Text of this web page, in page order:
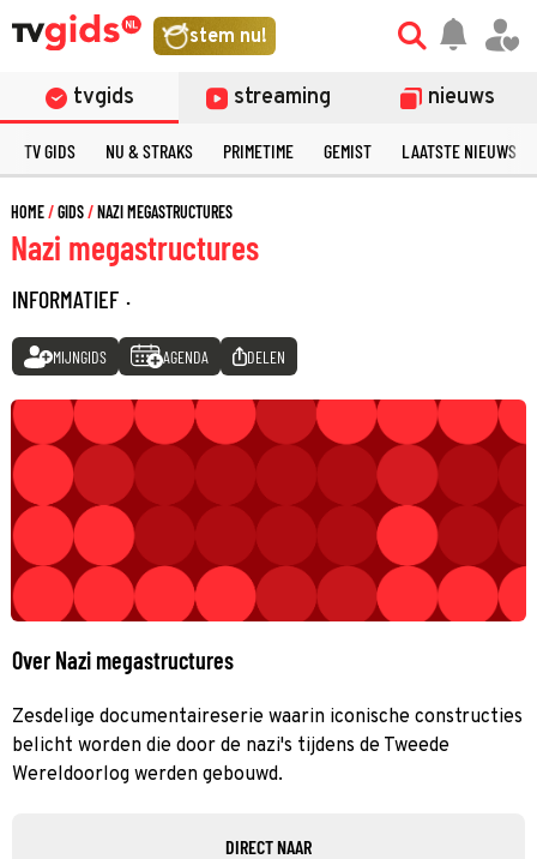
stem nu!
tvgids streaming nieuws
TV GIDS NU & STRAKS PRIMETIME GEMIST LAATSTE NIEUWS
HOME GIDS NAZI MEGASTRUCTURES
Nazi megastructures
INFORMATIEF ·
MIJNGIDS AGENDA DELEN
Over Nazi megastructures
Zesdelige documentaireserie waarin iconische constructies
belicht worden die door de nazi's tijdens de Tweede
Wereldoorlog werden gebouwd.
DIRECT NAAR